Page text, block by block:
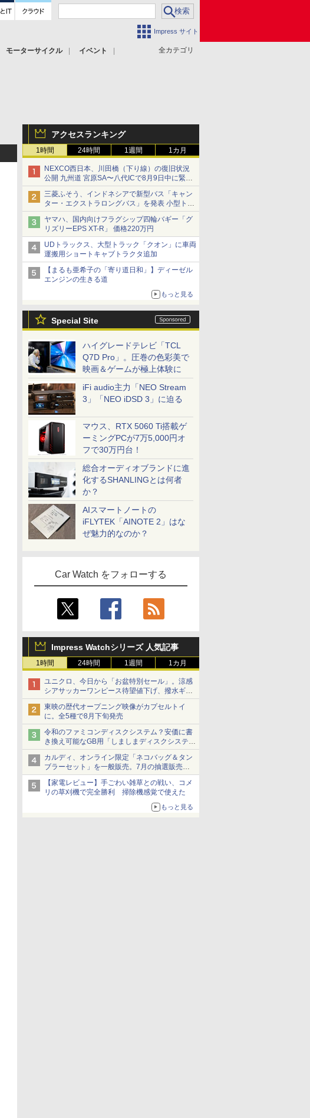
Impress サイト
全カテゴリ
モーターサイクル
イベント
アクセスランキング
1時間 24時間 1週間 1カ月
NEXCO西日本、川田橋（下り線）の復旧状況
公開 九州道 宮原SA〜八代ICで8月9日中に緊急
車両を通行可能に
三菱ふそう、インドネシアで新型バス「キャン
ター・エクストラロングバス」を発表 小型トラ
ックベースの観光・旅客輸送向けバス
ヤマハ、国内向けフラグシップ四輪バギー「グ
リズリーEPS XT-R」 価格220万円
UDトラックス、大型トラック「クオン」に車両
運搬用ショートキャブトラクタ追加
【まるも亜希子の「寄り道日和」】ディーゼル
エンジンの生きる道
もっと見る
Special Site
ハイグレードテレビ「TCL
Q7D Pro」。圧巻の色彩美で
映画＆ゲームが極上体験に
iFi audio主力「NEO Stream
3」「NEO iDSD 3」に迫る
マウス、RTX 5060 Ti搭載ゲ
ーミングPCが7万5,000円オ
フで30万円台！
総合オーディオブランドに進
化するSHANLINGとは何者
か？
AIスマートノートの
iFLYTEK「AINOTE 2」はな
ぜ魅力的なのか？
Car Watch をフォローする
Impress Watchシリーズ 人気記事
1時間 24時間 1週間 1カ月
ユニクロ、今日から「お盆特別セール」。涼感
シアサッカーワンピース待望値下げ、撥水ギア
ショーツは1990円に
東映の歴代オープニング映像がカプセルトイ
に。全5種で8月下旬発売
令和のファミコンディスクシステム？安価に書
き換え可能なGB用「しましまディスクシステ
ム」
カルディ、オンライン限定「ネコバッグ＆タン
ブラーセット」を一般販売。7月の抽選販売の
当選無効分
【家電レビュー】手ごわい雑草との戦い、コメ
リの草刈機で完全勝利 掃除機感覚で使えた
もっと見る